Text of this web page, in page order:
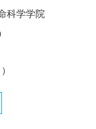
科学学院